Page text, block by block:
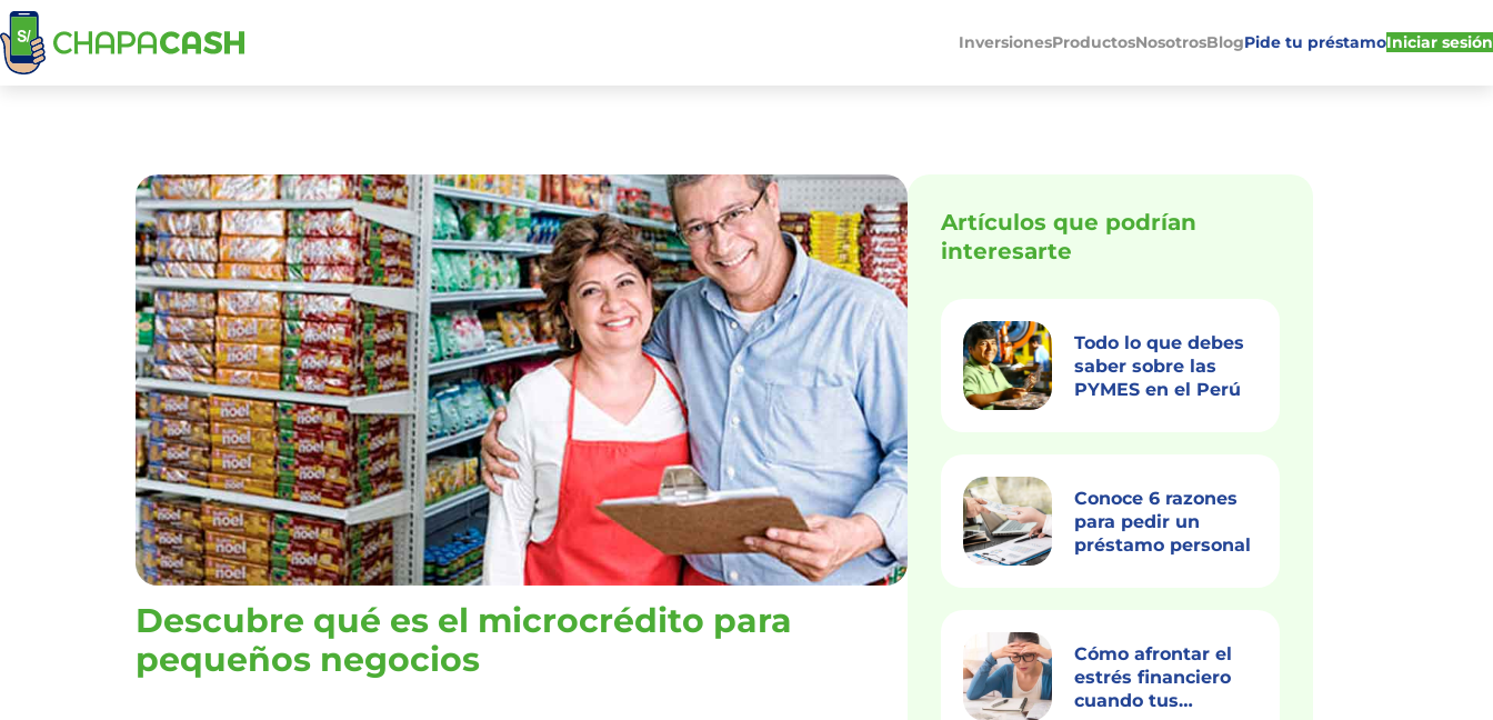
InversionesProductosNosotrosBlogPide tu préstamoIniciar sesión
Descubre qué es el microcrédito para
pequeños negocios
Artículos que podrían
interesarte
Todo lo que debes
saber sobre las
PYMES en el Perú
Conoce 6 razones
para pedir un
préstamo personal
Cómo afrontar el
estrés financiero
cuando tus